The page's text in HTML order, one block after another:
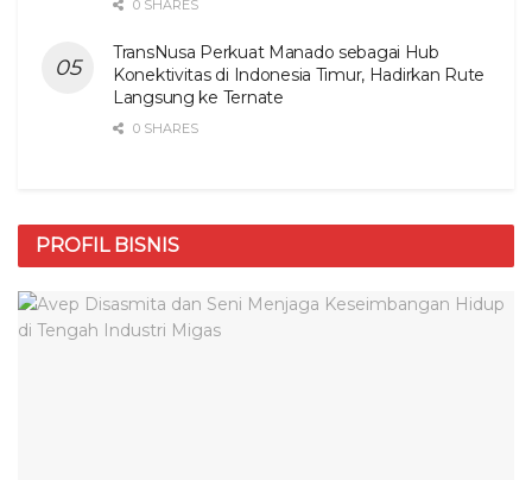
0 SHARES
TransNusa Perkuat Manado sebagai Hub
Konektivitas di Indonesia Timur, Hadirkan Rute
Langsung ke Ternate
0 SHARES
PROFIL BISNIS